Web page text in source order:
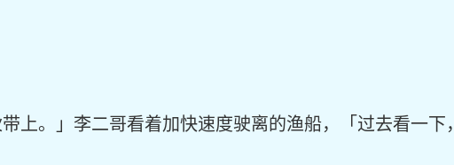
带上。」李二哥看着加快速度驶离的渔船，「过去看一下